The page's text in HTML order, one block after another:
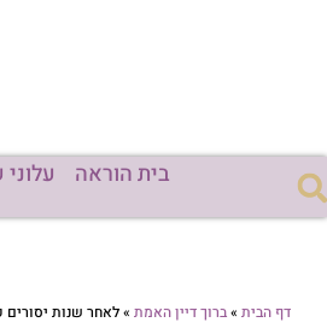
בית הוראה
דף הבית »ברוך דיין האמת »לאחר שנות